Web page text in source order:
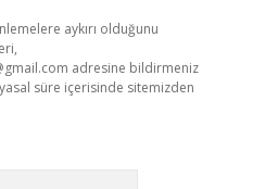
aykırı olduğunu
adresine bildirmeniz
süre içerisinde sitemizden